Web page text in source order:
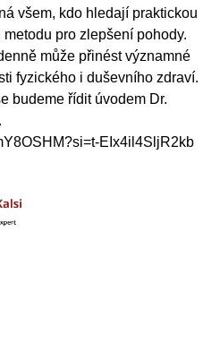
všem, kdo hledají praktickou
pro zlepšení pohody.
může přinést významné
fyzického i duševního zdraví.
budeme řídit úvodem Dr.
EIx4il4SljR2kb